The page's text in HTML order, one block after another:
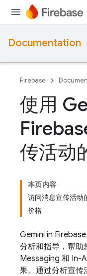
Documentation
Firebase
使用
传活动
本页内容
访问消息宣传活动
价格
Gemini in Firebase
分析和指导，帮助
Messaging 和 In-
果。通过分析宣传